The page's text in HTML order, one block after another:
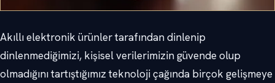
Akıllı elektronik ürünler tarafından dinlenip
dinlenmediğimizi, kişisel verilerimizin güvende olup
olmadığını tartıştığımız teknoloji çağında birçok gelişmeye